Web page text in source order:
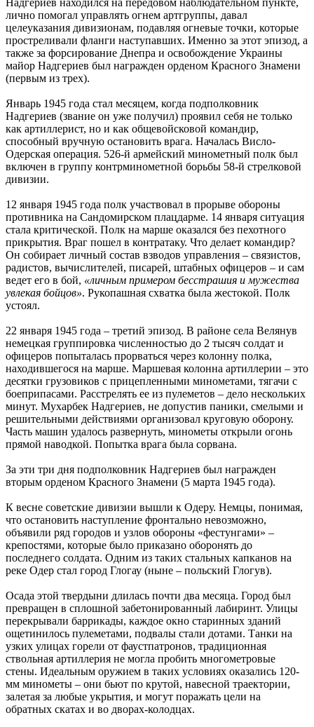
лично помогал управлять огнем артгруппы, давал
целеуказания дивизионам, подавляя огневые точки, которые
простреливали фланги наступавших. Именно за этот эпизод, а
также за форсирование Днепра и освобождение Украины
майор Надгериев был награжден орденом Красного Знамени
(первым из трех).
Январь 1945 года стал месяцем, когда подполковник
Надгериев (звание он уже получил) проявил себя не только
как артиллерист, но и как общевойсковой командир,
способный вручную остановить врага. Началась Висло-
Одерская операция. 526-й армейский минометный полк был
включен в группу контрминометной борьбы 58-й стрелковой
дивизии.
12 января 1945 года полк участвовал в прорыве обороны
противника на Сандомирском плацдарме. 14 января ситуация
стала критической. Полк на марше оказался без пехотного
прикрытия. Враг пошел в контратаку. Что делает командир?
Он собирает личный состав взводов управления – связистов,
радистов, вычислителей, писарей, штабных офицеров – и сам
ведет его в бой, «личным примером бесстрашия и мужества
увлекая бойцов». Рукопашная схватка была жестокой. Полк
устоял.
22 января 1945 года – третий эпизод. В районе села Велянув
немецкая группировка численностью до 2 тысяч солдат и
офицеров попыталась прорваться через колонну полка,
находившегося на марше. Маршевая колонна артиллерии – это
десятки грузовиков с прицепленными минометами, тягачи с
боеприпасами. Расстрелять ее из пулеметов – дело нескольких
минут. Мухарбек Надгериев, не допустив паники, смелыми и
решительными действиями организовал круговую оборону.
Часть машин удалось развернуть, минометы открыли огонь
прямой наводкой. Попытка врага была сорвана.
За эти три дня подполковник Надгериев был награжден
вторым орденом Красного Знамени (5 марта 1945 года).
К весне советские дивизии вышли к Одеру. Немцы, понимая,
что остановить наступление фронтально невозможно,
объявили ряд городов и узлов обороны «фестунгами» –
крепостями, которые было приказано оборонять до
последнего солдата. Одним из таких стальных капканов на
реке Одер стал город Глогау (ныне – польский Глогув).
Осада этой твердыни длилась почти два месяца. Город был
превращен в сплошной забетонированный лабиринт. Улицы
перекрывали баррикады, каждое окно старинных зданий
ощетинилось пулеметами, подвалы стали дотами. Танки на
узких улицах горели от фаустпатронов, традиционная
ствольная артиллерия не могла пробить многометровые
стены. Идеальным оружием в таких условиях оказались 120-
мм минометы – они бьют по крутой, навесной траектории,
залетая за любые укрытия, и могут поражать цели на
обратных скатах и во дворах-колодцах.